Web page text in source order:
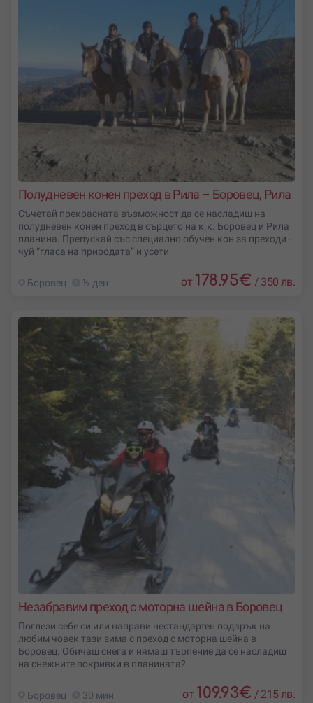
Полудневен конен преход в Рила – Боровец, Рила
Съчетай прекрасната възможност да се насладиш на
полудневен конен преход в сърцето на к.к. Боровец и Рила
планина. Препускай със специално обучен кон за преходи -
чуй “гласа на природата” и усети
Боровец ½ ден от 178.95€ / 350 лв.
Незабравим преход с моторна шейна в Боровец
Поглези себе си или направи нестандартен подарък на
любим човек тази зима с преход с моторна шейна в
Боровец. Обичаш снега и нямаш търпение да се насладиш
на снежните покривки в планината?
Боровец 30 мин от 109.93€ / 215 лв.